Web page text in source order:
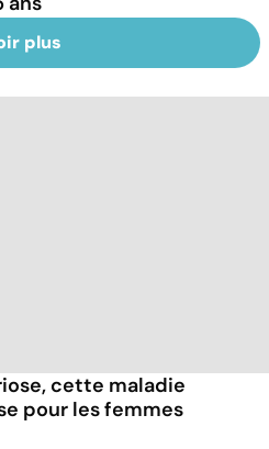
plus
cette maladie
pour les femmes